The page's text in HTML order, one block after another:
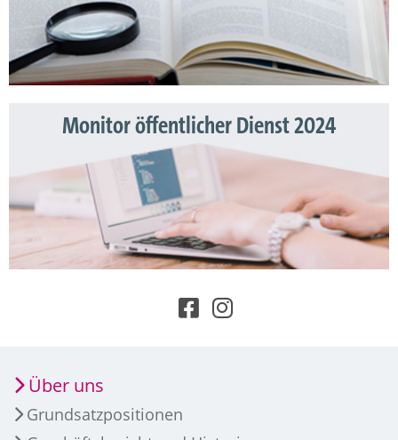
Monitor öffentlicher Dienst 2024
Über uns
Grundsatzpositionen